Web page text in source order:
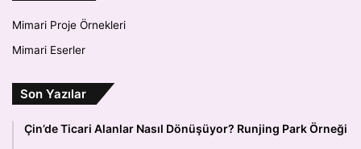
Mimari Proje Örnekleri
Mimari Eserler
Son Yazılar
Çin’de Ticari Alanlar Nasıl Dönüşüyor? Runjing Park Örneği